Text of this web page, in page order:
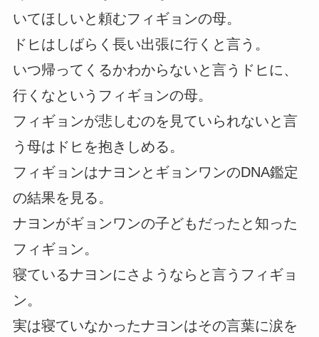
いてほしいと頼むフィギョンの母。
ドヒはしばらく長い出張に行くと言う。
いつ帰ってくるかわからないと言うドヒに、
行くなというフィギョンの母。
フィギョンが悲しむのを見ていられないと言
う母はドヒを抱きしめる。
フィギョンはナヨンとギョンワンのDNA鑑定
の結果を見る。
ナヨンがギョンワンの子どもだったと知った
フィギョン。
寝ているナヨンにさようならと言うフィギョ
ン。
実は寝ていなかったナヨンはその言葉に涙を